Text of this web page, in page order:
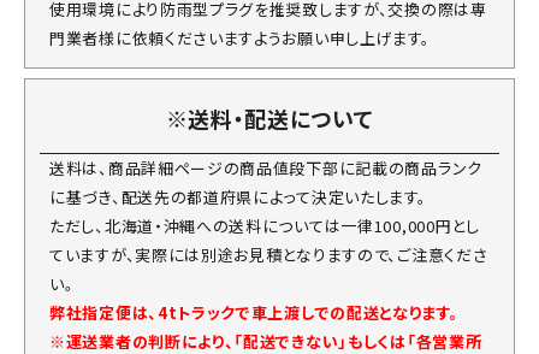
使用環境により防雨型プラグを推奨致しますが、交換の際は専
門業者様に依頼くださいますようお願い申し上げます。
※送料・配送について
送料は、商品詳細ページの商品値段下部に記載の商品ランク
に基づき、配送先の都道府県によって決定いたします。
ただし、北海道・沖縄への送料については一律100,000円とし
ていますが、実際には別途お見積となりますので、ご注意くださ
い。
弊社指定便は、4tトラックで車上渡しでの配送となります。
※運送業者の判断により、「配送できない」もしくは「各営業所